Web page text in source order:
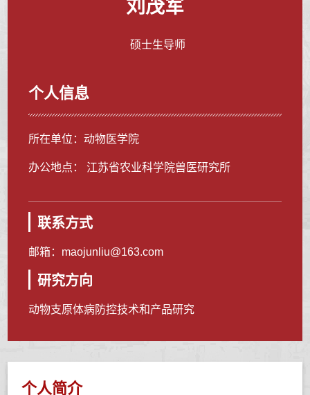
刘茂军
硕士生导师
个人信息
所在单位：动物医学院
办公地点： 江苏省农业科学院兽医研究所
联系方式
邮箱： maojunliu@163.com
研究方向
动物支原体病防控技术和产品研究
个人简介